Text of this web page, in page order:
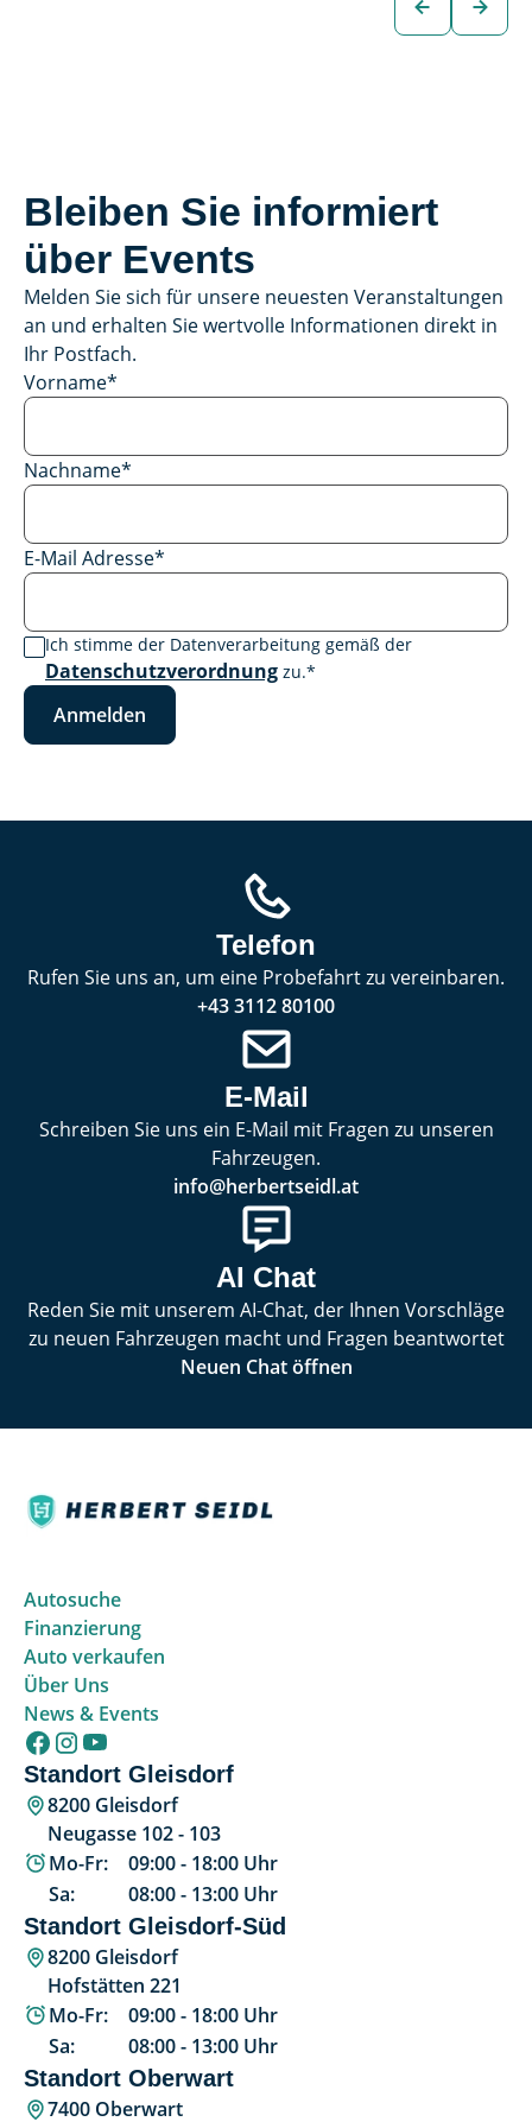
Fahrzeug
Bleiben Sie informiert
über Events
Melden Sie sich für unsere neuesten Veranstaltungen
an und erhalten Sie wertvolle Informationen direkt in
Ihr Postfach.
Vorname*
Nachname*
E-Mail Adresse*
Ich stimme der Datenverarbeitung gemäß der
Datenschutzverordnung zu.*
Anmelden
Telefon
Rufen Sie uns an, um eine Probefahrt zu vereinbaren.
+43 3112 80100
E-Mail
Schreiben Sie uns ein E-Mail mit Fragen zu unseren
Fahrzeugen.
info@herbertseidl.at
AI Chat
Reden Sie mit unserem AI-Chat, der Ihnen Vorschläge
zu neuen Fahrzeugen macht und Fragen beantwortet
Neuen Chat öffnen
Autosuche
Finanzierung
Auto verkaufen
Über Uns
News & Events
Standort Gleisdorf
8200 Gleisdorf
Neugasse 102 - 103
Mo-Fr:
09:00- 18:00 Uhr
Sa:
08:00- 13:00 Uhr
Standort Gleisdorf-Süd
8200 Gleisdorf
Hofstätten 221
Mo-Fr:
09:00- 18:00 Uhr
Sa:
08:00- 13:00 Uhr
Standort Oberwart
7400 Oberwart